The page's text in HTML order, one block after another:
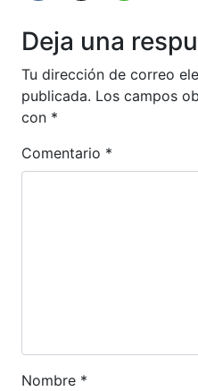
Deja una
Tu dirección de correo
publicada. Los campos
con *
Comentario *
Nombre *